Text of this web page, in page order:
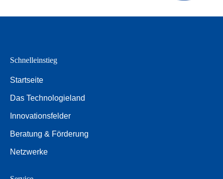
Schnelleinstieg
Startseite
Das Technologieland
Innovationsfelder
Beratung & Förderung
Netzwerke